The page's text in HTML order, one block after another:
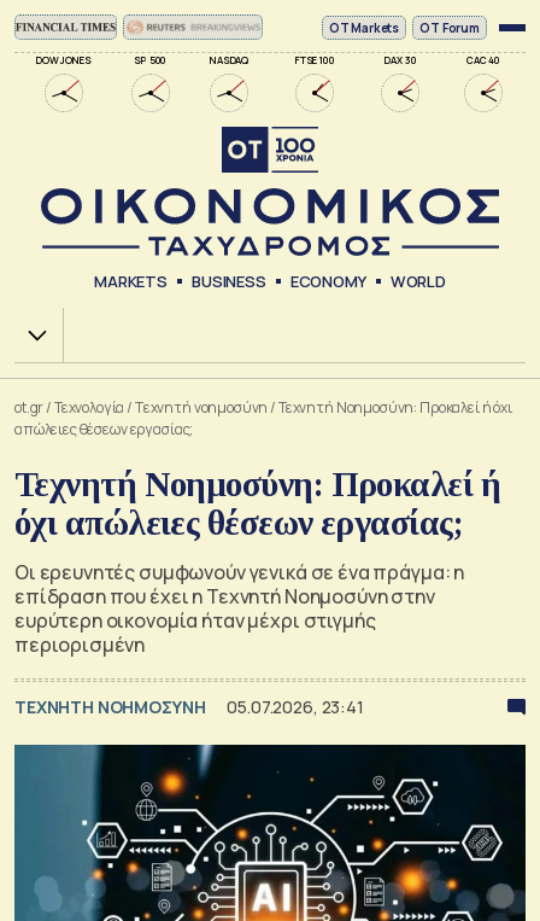
DOW JONES SP 500 NASDAQ FTSE 100 DAX 30 CAC 40
ΟΤ Markets OT Forum
MARKETS BUSINESS ECONOMY WORLD
Χ.Α.
ot.gr/Τεχνολογία /Tεχνητή νοημοσύνη /Τεχνητή Νοημοσύνη: Προκαλεί ή όχι
απώλειες θέσεων εργασίας;
Τεχνητή Νοημοσύνη: Προκαλεί ή
όχι απώλειες θέσεων εργασίας;
Οι ερευνητές συμφωνούν γενικά σε ένα πράγμα: η
επίδραση που έχει η Τεχνητή Νοημοσύνη στην
ευρύτερη οικονομία ήταν μέχρι στιγμής
περιορισμένη
TΕΧΝΗΤΗ ΝΟΗΜΟΣΥΝΗ 05.07.2026, 23:41